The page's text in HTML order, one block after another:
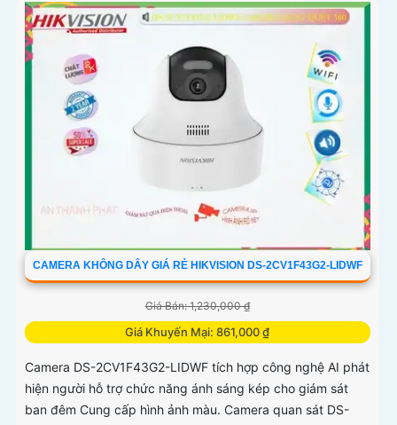
CAMERA KHÔNG DÂY GIÁ RẺ HIKVISION DS-2CV1F43G2-LIDWF
Giá Bán: 1,230,000 ₫
Giá Khuyến Mại: 861,000 ₫
Camera DS-2CV1F43G2-LIDWF tích hợp công nghệ AI phát
hiện người hỗ trợ chức năng ánh sáng kép cho giám sát
ban đêm Cung cấp hình ảnh màu. Camera quan sát DS-